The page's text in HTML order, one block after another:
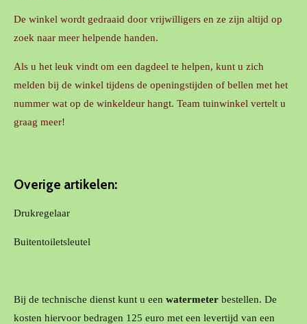
De winkel wordt gedraaid door vrijwilligers en ze zijn altijd op
zoek naar meer helpende handen.
Als u het leuk vindt om een dagdeel te helpen, kunt u zich
melden bij de winkel tijdens de openingstijden of bellen met het
nummer wat op de winkeldeur hangt. Team tuinwinkel vertelt u
graag meer!
Overige artikelen:
Drukregelaar
Buitentoiletsleutel
Bij de technische dienst kunt u een watermeter bestellen. De
kosten hiervoor bedragen 125 euro met een levertijd van een